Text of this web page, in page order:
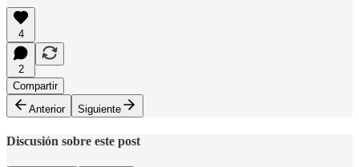
4
2
Compartir
Anterior
Siguiente
Discusión sobre este post